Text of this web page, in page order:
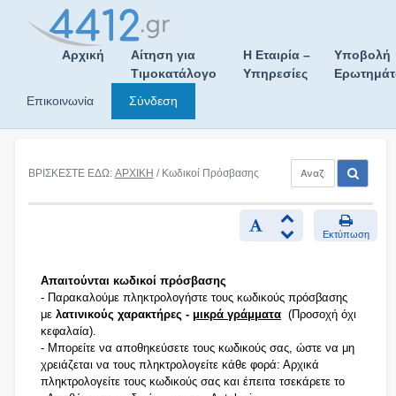
Αρχική
Αίτηση για
Τιμοκατάλογο
Η Εταιρία –
Υπηρεσίες
Υποβολή
Επικοινωνία
Σύνδεση
ΒΡΙΣΚΕΣΤΕ ΕΔΩ: ΑΡΧΙΚΗ / Κωδικοί Πρόσβασης
Εκτύπωση
Απαιτούνται κωδικοί πρόσβασης
- Παρακαλούμε πληκτρολογήστε τους κωδικούς πρόσβασης
με λατινικούς χαρακτήρες - μικρά γράμματα (Προσοχή όχι
κεφαλαία).
- Μπορείτε να αποθηκεύσετε τους κωδικούς σας, ώστε να μη
χρειάζεται να τους πληκτρολογείτε κάθε φορά: Αρχικά
πληκτρολογείτε τους κωδικούς σας και έπειτα τσεκάρετε το